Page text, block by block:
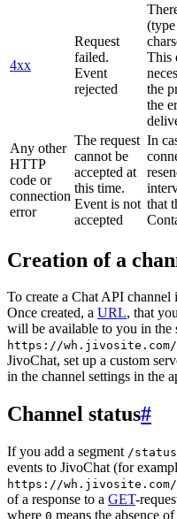
4xx
Request
failed.
Event
rejected
This
the
the
Any other
HTTP
code or
connection
error
The request
cannot be
accepted at
this time.
Event is not
accepted
In
that
Creation of a
To create a Chat API channel
Once created, a URL, that
will be available to you in the
https://
JivoChat, set up a custom
in the channel settings in the
Channel status#
If you add a segment /status
events to JivoChat (for
https://
of a response to a GET-
where 0 means the absence